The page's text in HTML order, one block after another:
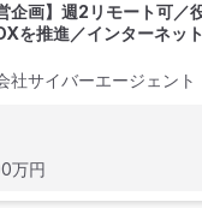
企画】週2リモート可／
を推進／インターネッ
社サイバーエージェント
万円